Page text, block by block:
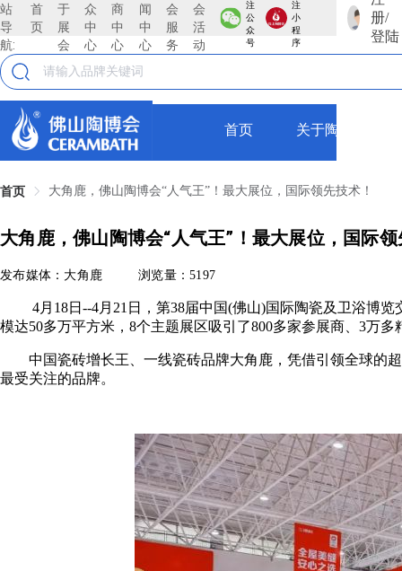
站
导
航:
首
页
于
展
会
众
中
心
商
中
心
闻
中
心
会
服
务
会
活
动
注
公
众
号
注
小
程
序
册/
登陆
首页 关于陶博会
首页 大角鹿，佛山陶博会“人气王”！最大展位，国际领先技术！
大角鹿，佛山陶博会“人气王”！最大展位，国际
发布媒体：大角鹿 浏览量：5197
4月18日--4月21日，第38届中国(佛山)国际陶瓷及卫浴博览
模达50多万平方米，8个主题展区吸引了800多家参展商、3万多
中国瓷砖增长王、一线瓷砖品牌大角鹿，凭借引领全球的超
最受关注的品牌。